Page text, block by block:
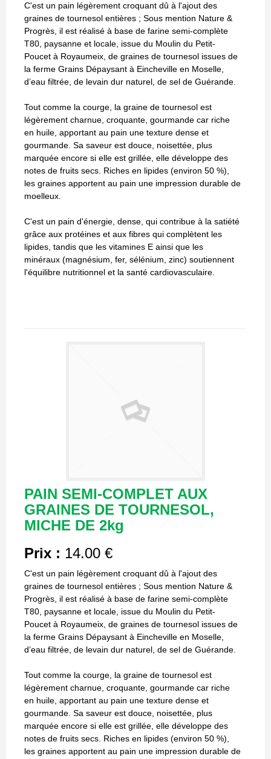
C'est un pain légèrement croquant dû à l'ajout des
graines de tournesol entières ; Sous mention Nature &
Progrès, il est réalisé à base de farine semi-complète
T80, paysanne et locale, issue du Moulin du Petit-
Poucet à Royaumeix, de graines de tournesol issues de
la ferme Grains Dépaysant à Eincheville en Moselle,
d’eau filtrée, de levain dur naturel, de sel de Guérande.
Tout comme la courge, la graine de tournesol est
légèrement charnue, croquante, gourmande car riche
en huile, apportant au pain une texture dense et
gourmande. Sa saveur est douce, noisettée, plus
marquée encore si elle est grillée, elle développe des
notes de fruits secs. Riches en lipides (environ 50 %),
les graines apportent au pain une impression durable de
moelleux.
C'est un pain d'énergie, dense, qui contribue à la satiété
grâce aux protéines et aux fibres qui complètent les
lipides, tandis que les vitamines E ainsi que les
minéraux (magnésium, fer, sélénium, zinc) soutiennent
l'équilibre nutritionnel et la santé cardiovasculaire.
PAIN SEMI-COMPLET AUX
GRAINES DE TOURNESOL,
MICHE DE 2kg
Prix : 14.00 €
C'est un pain légèrement croquant dû à l'ajout des
graines de tournesol entières ; Sous mention Nature &
Progrès, il est réalisé à base de farine semi-complète
T80, paysanne et locale, issue du Moulin du Petit-
Poucet à Royaumeix, de graines de tournesol issues de
la ferme Grains Dépaysant à Eincheville en Moselle,
d’eau filtrée, de levain dur naturel, de sel de Guérande.
Tout comme la courge, la graine de tournesol est
légèrement charnue, croquante, gourmande car riche
en huile, apportant au pain une texture dense et
gourmande. Sa saveur est douce, noisettée, plus
marquée encore si elle est grillée, elle développe des
notes de fruits secs. Riches en lipides (environ 50 %),
les graines apportent au pain une impression durable de